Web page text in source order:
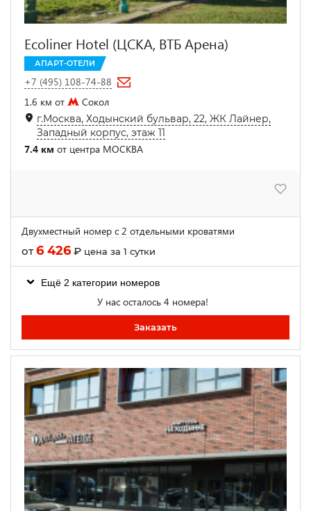
Ecoliner Hotel (ЦСКА, ВТБ Арена)
АПАРТ-ОТЕЛИ
+7 (495) 108-74-88
1.6 км от
Сокол
г.Москва, Ходынский бульвар, 22, ЖК Лайнер,
Западный корпус, этаж 11
7.4 км от центра МОСКВА
Двухместный номер с 2 отдельными кроватями
от6 426 ₽ цена за 1 сутки
Ещё 2 категории номеров
У нас осталось 4 номера!
Заказать